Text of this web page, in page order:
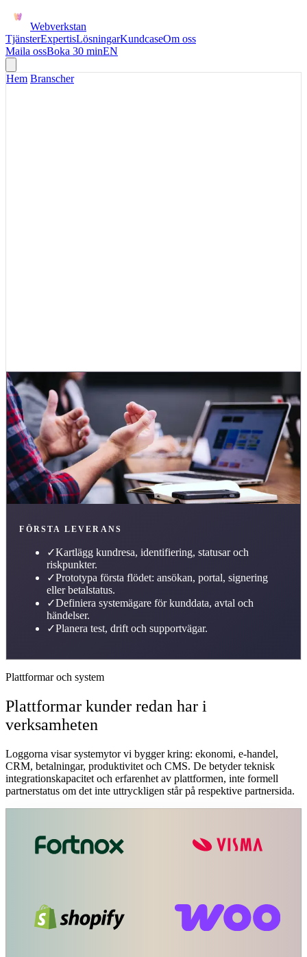
Webverkstan
TjänsterExpertisLösningarKundcaseOm oss
Maila ossBoka 30 minEN
Hem Branscher
FÖRSTA LEVERANS
✓Kartlägg kundresa, identifiering, statusar och
riskpunkter.
✓Prototypa första flödet: ansökan, portal, signering
eller betalstatus.
✓Definiera systemägare för kunddata, avtal och
händelser.
✓Planera test, drift och supportvägar.
Plattformar och system
Plattformar kunder redan har i
verksamheten
Loggorna visar systemytor vi bygger kring: ekonomi, e-handel,
CRM, betalningar, produktivitet och CMS. De betyder teknisk
integrationskapacitet och erfarenhet av plattformen, inte formell
partnerstatus om det inte uttryckligen står på respektive partnersida.